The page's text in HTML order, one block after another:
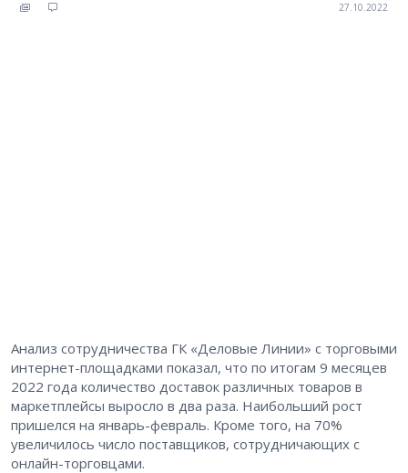
27.10.2022
Анализ сотрудничества ГК «Деловые Линии» с торговыми
интернет-площадками показал, что по итогам 9 месяцев
2022 года количество доставок различных товаров в
маркетплейсы выросло в два раза. Наибольший рост
пришелся на январь-февраль. Кроме того, на 70%
увеличилось число поставщиков, сотрудничающих с
онлайн-торговцами.